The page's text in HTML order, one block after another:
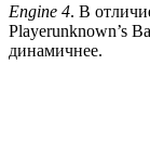
Engine 4. В
Playerunknown’s
динамичнее.